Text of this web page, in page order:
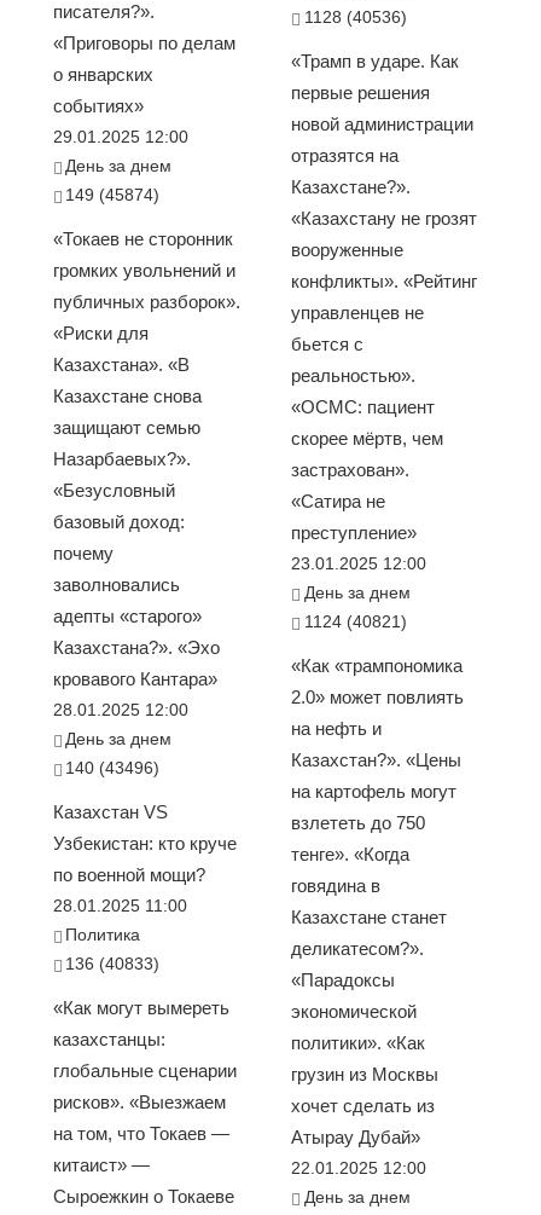
писателя?».
«Приговоры по делам
о январских
событиях»
29.01.2025 12:00
День за днем
149 (45874)
«Токаев не сторонник
громких увольнений и
публичных разборок».
«Риски для
Казахстана». «В
Казахстане снова
защищают семью
Назарбаевых?».
«Безусловный
базовый доход:
почему
заволновались
адепты «старого»
Казахстана?». «Эхо
кровавого Кантара»
28.01.2025 12:00
День за днем
140 (43496)
Казахстан VS
Узбекистан: кто круче
по военной мощи?
28.01.2025 11:00
Политика
136 (40833)
«Как могут вымереть
казахстанцы:
глобальные сценарии
рисков». «Выезжаем
на том, что Токаев —
китаист» —
Сыроежкин о Токаеве
1128 (40536)
«Трамп в ударе. Как
первые решения
новой администрации
отразятся на
Казахстане?».
«Казахстану не грозят
вооруженные
конфликты». «Рейтинг
управленцев не
бьется с
реальностью».
«ОСМС: пациент
скорее мёртв, чем
застрахован».
«Сатира не
преступление»
23.01.2025 12:00
День за днем
1124 (40821)
«Как «трампономика
2.0» может повлиять
на нефть и
Казахстан?». «Цены
на картофель могут
взлететь до 750
тенге». «Когда
говядина в
Казахстане станет
деликатесом?».
«Парадоксы
экономической
политики». «Как
грузин из Москвы
хочет сделать из
Атырау Дубай»
22.01.2025 12:00
День за днем